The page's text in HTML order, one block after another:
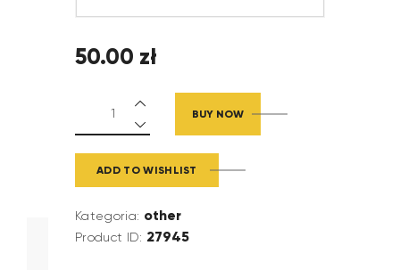
50.00 zł
BUY NOW
ADD TO WISHLIST
Kategoria: other
Product ID: 27945